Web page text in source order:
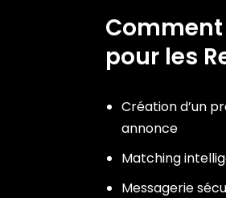
Comment
pour les
Création d’un
annonce
Matching
Messagerie